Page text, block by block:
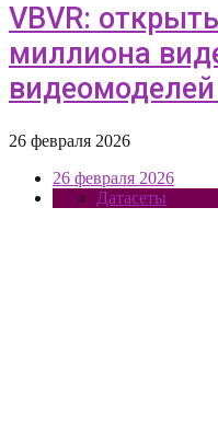
VBVR:
миллиона
26 февраля 2026
26 февраля 2026
Датасеты